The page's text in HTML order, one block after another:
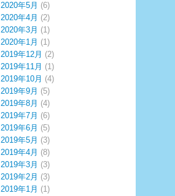
2020年5月 (6)
2020年4月 (2)
2020年3月 (1)
2020年1月 (1)
2019年12月 (2)
2019年11月 (1)
2019年10月 (4)
2019年9月 (5)
2019年8月 (4)
2019年7月 (6)
2019年6月 (5)
2019年5月 (3)
2019年4月 (8)
2019年3月 (3)
2019年2月 (3)
2019年1月 (1)